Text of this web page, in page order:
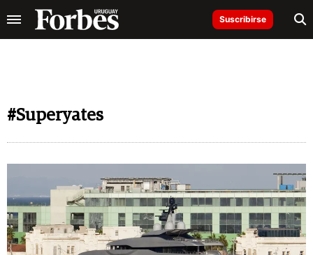
Suscribirse
#Superyates